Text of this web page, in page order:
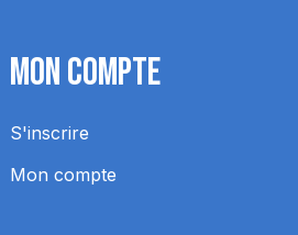
Mon Compte
S'inscrire
Mon compte